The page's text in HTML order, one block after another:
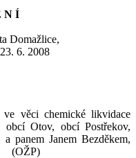
N Í
Domažlice,
6. 2008
ve věci chemické likvidace
obcí Otov, obcí Postřekov,
panem Janem Bezděkem,
(OŽP)